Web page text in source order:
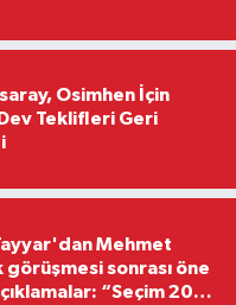
Osimhen İçin
Teklifleri Geri
Mehmet
görüşmesi sonrası öne
“Seçim 2028